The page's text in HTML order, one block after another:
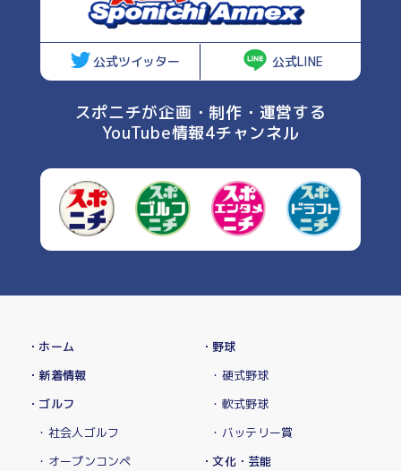
公式ツイッター 公式LINE
スポニチが企画・制作・運営する
YouTube情報4チャンネル
・ホーム
・新着情報
・ゴルフ
・社会人ゴルフ
・オープンコンペ
・野球
・硬式野球
・軟式野球
・バッテリー賞
・文化・芸能